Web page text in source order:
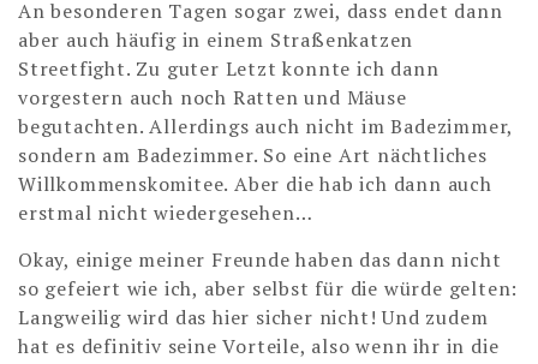
An besonderen Tagen sogar zwei, dass endet dann
aber auch häufig in einem Straßenkatzen
Streetfight. Zu guter Letzt konnte ich dann
vorgestern auch noch Ratten und Mäuse
begutachten. Allerdings auch nicht im Badezimmer,
sondern am Badezimmer. So eine Art nächtliches
Willkommenskomitee. Aber die hab ich dann auch
erstmal nicht wiedergesehen…
Okay, einige meiner Freunde haben das dann nicht
so gefeiert wie ich, aber selbst für die würde gelten:
Langweilig wird das hier sicher nicht! Und zudem
hat es definitiv seine Vorteile, also wenn ihr in die